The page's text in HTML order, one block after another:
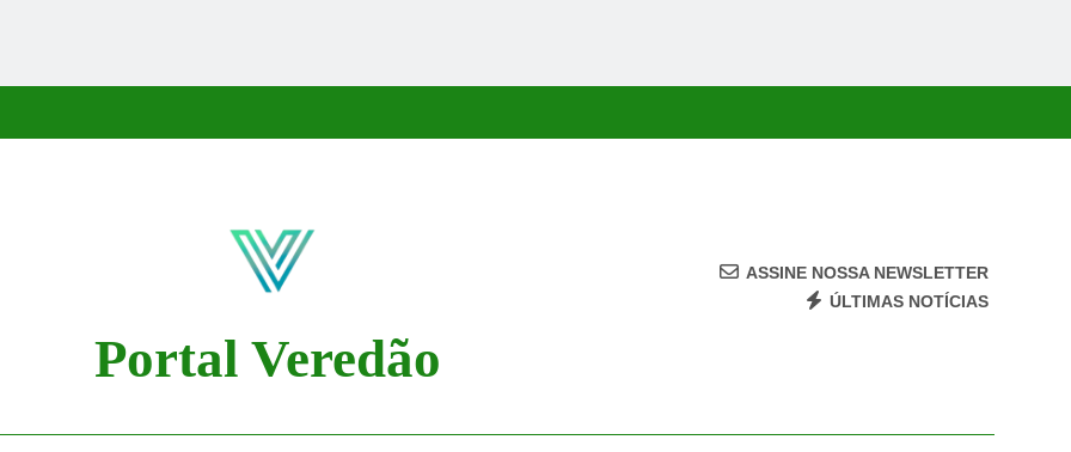
Portal Veredão
ASSINE NOSSA NEWSLETTER
ÚLTIMAS NOTÍCIAS